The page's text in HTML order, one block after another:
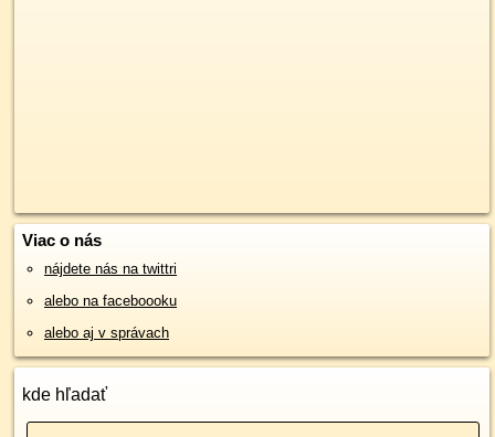
Viac o nás
nájdete nás na twittri
alebo na faceboooku
alebo aj v správach
kde hľadať